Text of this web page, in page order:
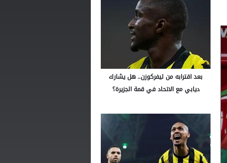
بعد اقترابه من ليفركوزن.. هل يشارك
ديابي مع الاتحاد في قمة الجزيرة؟